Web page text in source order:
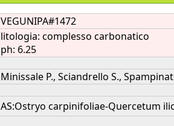
VEGUNIPA#1472
litologia: complesso carbonatico
ph: 6.25
Minissale P., Sciandrello S.,
AS:Ostryo carpinifoliae-Quercetum